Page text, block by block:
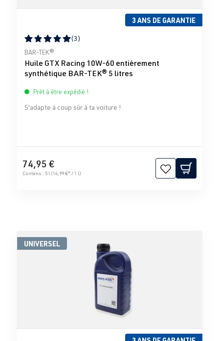
3 ANS DE GARANTIE
Note moyenne de 5 sur 5 étoiles
(3)
BAR-TEK®
Huile GTX Racing 10W-60 entièrement
synthétique BAR-TEK® 5 litres
Prêt à être expédié !
S'adapte à coup sûr à ta voiture !
74,95 €
Contenu : 5 l (14,99 €* / 1 l)
UNIVERSEL